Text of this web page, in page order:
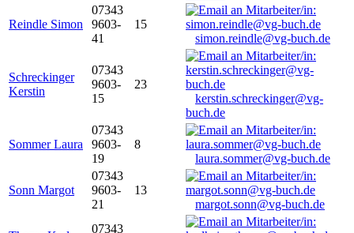
Reindle Simon
07343
9603-
41
15
simon.reindle@vg-buch.de
Schreckinger
Kerstin
07343
9603-
15
23
kerstin.schreckinger@vg-
buch.de
Sommer Laura
07343
9603-
19
8
laura.sommer@vg-buch.de
Sonn Margot
07343
9603-
21
13
margot.sonn@vg-buch.de
07343